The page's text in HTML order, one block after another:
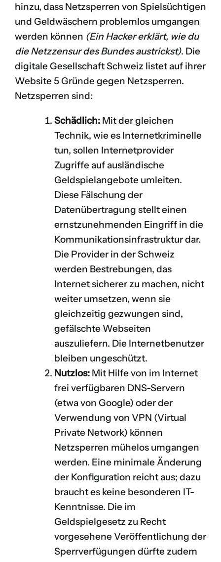
hinzu, dass Netzsperren von Spielsüchtigen
und Geldwäschern problemlos umgangen
werden können (Ein Hacker erklärt, wie du
die Netzzensur des Bundes austrickst). Die
digitale Gesellschaft Schweiz listet auf ihrer
Website 5 Gründe gegen Netzsperren.
Netzsperren sind:
Schädlich: Mit der gleichen
Technik, wie es Internetkriminelle
tun, sollen Internetprovider
Zugriffe auf ausländische
Geldspielangebote umleiten.
Diese Fälschung der
Datenübertragung stellt einen
ernstzunehmenden Eingriff in die
Kommunikationsinfrastruktur dar.
Die Provider in der Schweiz
werden Bestrebungen, das
Internet sicherer zu machen, nicht
weiter umsetzen, wenn sie
gleichzeitig gezwungen sind,
gefälschte Webseiten
auszuliefern. Die Internetbenutzer
bleiben ungeschützt.
Nutzlos: Mit Hilfe von im Internet
frei verfügbaren DNS-Servern
(etwa von Google) oder der
Verwendung von VPN (Virtual
Private Network) können
Netzsperren mühelos umgangen
werden. Eine minimale Änderung
der Konfiguration reicht aus; dazu
braucht es keine besonderen IT-
Kenntnisse. Die im
Geldspielgesetz zu Recht
vorgesehene Veröffentlichung der
Sperrverfügungen dürfte zudem